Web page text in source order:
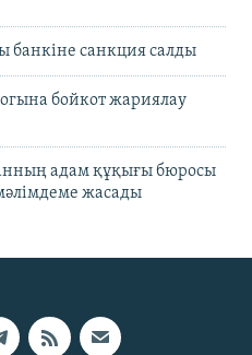
банкіне санкция салды
бойкот жариялау
адам құқығы бюросы
жасады